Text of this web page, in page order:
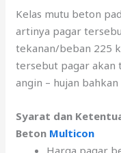
Kelas mutu beton
artinya pagar
tekanan/beban 225
tersebut pagar akan
angin – hujan
Syarat dan
Beton Multicon